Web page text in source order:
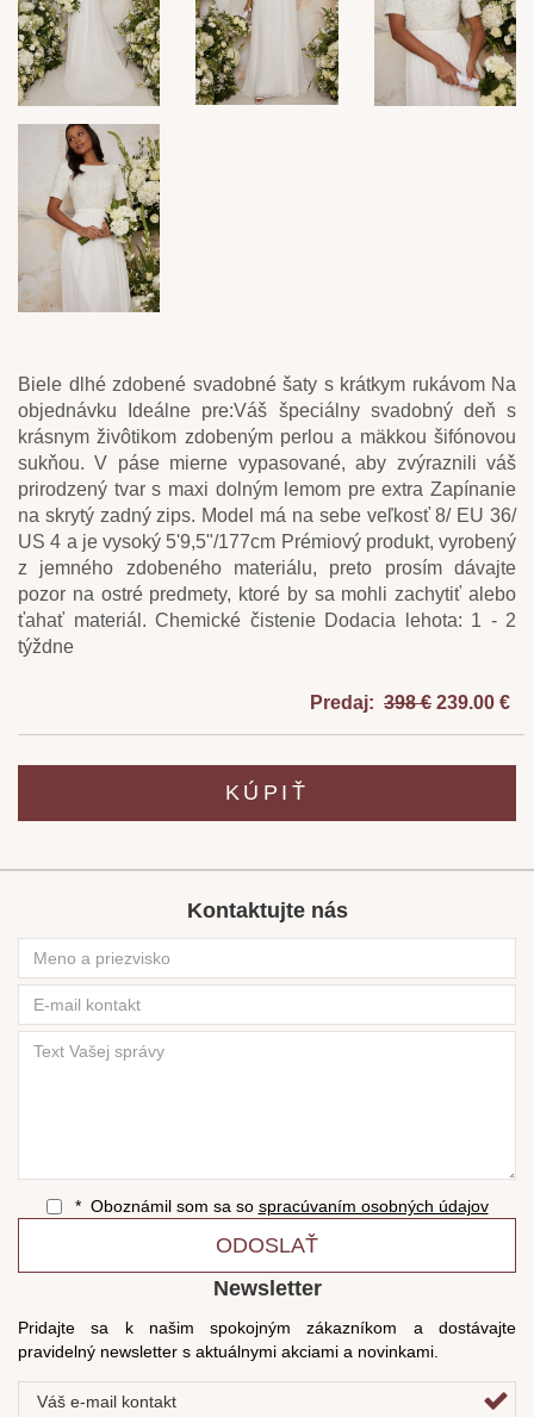
Biele dlhé zdobené svadobné šaty s krátkym rukávom Na
objednávku Ideálne pre:Váš špeciálny svadobný deň s
krásnym živôtikom zdobeným perlou a mäkkou šifónovou
sukňou. V páse mierne vypasované, aby zvýraznili váš
prirodzený tvar s maxi dolným lemom pre extra Zapínanie
na skrytý zadný zips. Model má na sebe veľkosť 8/ EU 36/
US 4 a je vysoký 5'9,5"/177cm Prémiový produkt, vyrobený
z jemného zdobeného materiálu, preto prosím dávajte
pozor na ostré predmety, ktoré by sa mohli zachytiť alebo
ťahať materiál. Chemické čistenie Dodacia lehota: 1 - 2
týždne
Predaj: 398 € 239.00 €
KÚPIŤ
Kontaktujte nás
* Oboznámil som sa so spracúvaním osobných údajov
ODOSLAŤ
Newsletter
Pridajte sa k našim spokojným zákazníkom a dostávajte
pravidelný newsletter s aktuálnymi akciami a novinkami.